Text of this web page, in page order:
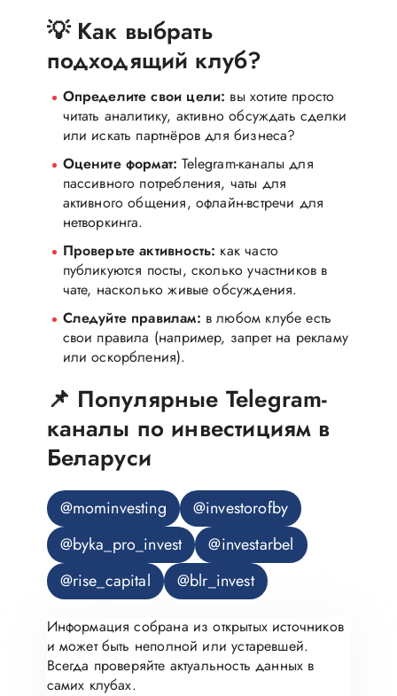
💡 Как выбрать
подходящий клуб?
Определите свои цели: вы хотите просто
читать аналитику, активно обсуждать сделки
или искать партнёров для бизнеса?
Оцените формат: Telegram-каналы для
пассивного потребления, чаты для
активного общения, офлайн-встречи для
нетворкинга.
Проверьте активность: как часто
публикуются посты, сколько участников в
чате, насколько живые обсуждения.
Следуйте правилам: в любом клубе есть
свои правила (например, запрет на рекламу
или оскорбления).
📌 Популярные Telegram-
каналы по инвестициям в
Беларуси
@mominvesting
@investorofby
@byka_pro_invest
@investarbel
@rise_capital
@blr_invest
Информация собрана из открытых источников
и может быть неполной или устаревшей.
Всегда проверяйте актуальность данных в
самих клубах.